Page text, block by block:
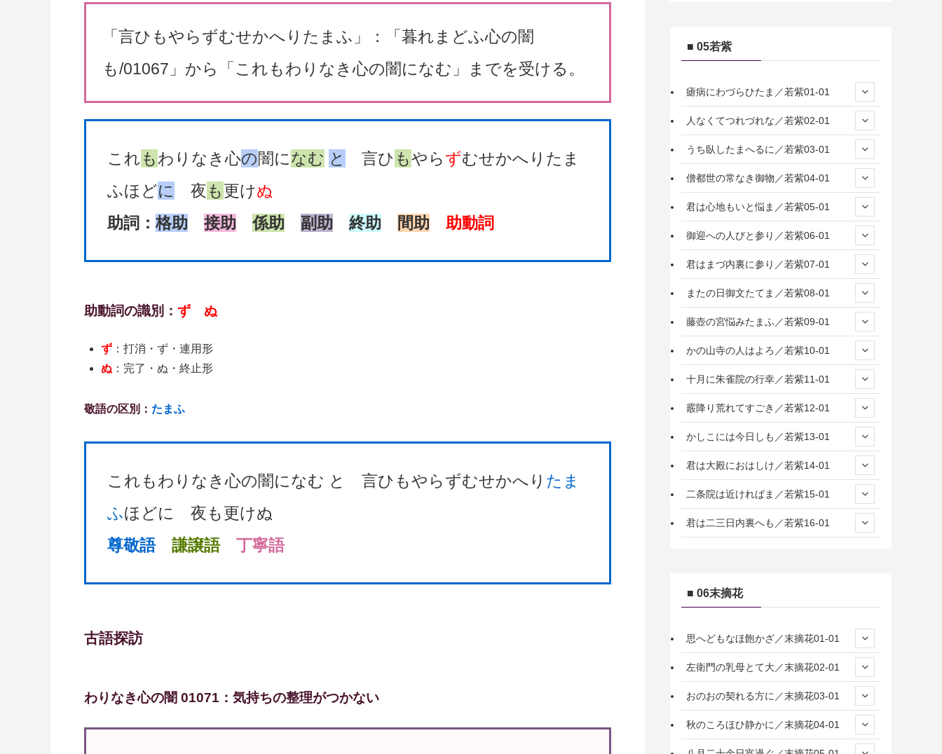
「言ひもやらずむせかへりたまふ」：「暮れまどふ心の闇
も/01067」から「これもわりなき心の闇になむ」までを受ける。
これもわりなき心の闇になむ と 言ひ もやらずむせかへりたま
ふほどに 夜も更けぬ
助詞： 格助 接助 係助 副助 終助 間助 助動詞
助動詞の識別： ず ぬ
ず ：打消・ず・連用形
ぬ ：完了・ぬ・終止形
敬語の区別： たまふ
これもわりなき心の闇になむ と 言ひもやらずむせかへり たま
ふほどに 夜も更けぬ
尊敬語
謙譲語 丁寧語
古語探訪
わりなき心の闇 01071：気持ちの整理がつかない
■ 05若紫
瘧病にわづらひたま／若紫01-01
人なくてつれづれな／若紫02-01
うち臥したまへるに／若紫03-01
僧都世の常なき御物／若紫04-01
君は心地もいと悩ま／若紫05-01
御迎への人びと参り／若紫06-01
君はまづ内裏に参り／若紫07-01
またの日御文たてま／若紫08-01
藤壺の宮悩みたまふ／若紫09-01
かの山寺の人はよろ／若紫10-01
十月に朱雀院の行幸／若紫11-01
霰降り荒れてすごき／若紫12-01
かしこには今日しも／若紫13-01
君は大殿におはしけ／若紫14-01
二条院は近ければま／若紫15-01
君は二三日内裏へも／若紫16-01
■ 06末摘花
思へどもなほ飽かざ／末摘花01-01
左衛門の乳母とて大／末摘花02-01
おのおの契れる方に／末摘花03-01
秋のころほひ静かに／末摘花04-01